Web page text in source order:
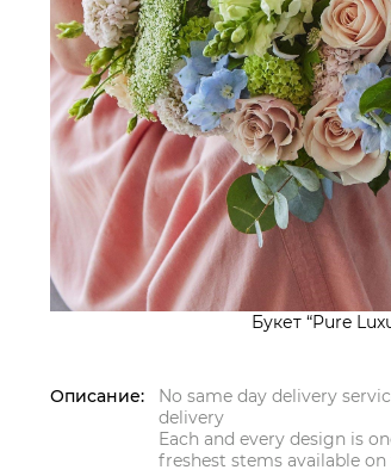
Букет “Pure
Описание:
No same day delivery
delivery
Each and every design is
freshest stems available on